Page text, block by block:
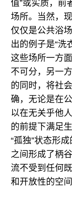
值”或实质，前
场所。当然，
仅仅是公共浴
出的例子是“洗
这些场所一方
不可分，另一
的同时，将社
确，无论是在
以在无关乎他
的前提下满足
“孤独”状态形
之间形成了柄
流不受到任何
和开放性的空间